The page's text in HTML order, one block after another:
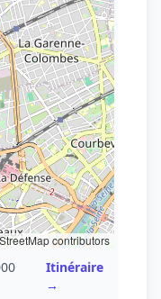
contributors
Itinéraire
→